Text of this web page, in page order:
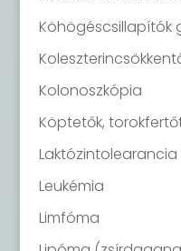
Köhögéscsillapítók
Kolonoszkópia
Köptetők,
Laktózintolearancia
Leukémia
Limfóma